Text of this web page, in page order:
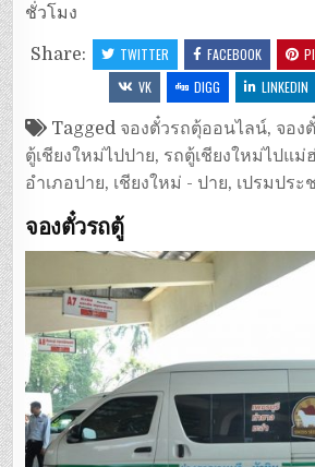
ชั่วโมง
Share: TWITTER FACEBOOK
VK
DIGG LINKEDIN
Tagged จองตั๋วรถตุ้ออนไลน์, จอง
ตู้เชียงใหม่ไปปาย, รถตู้เชียงใหม่ไปแม่
อำเภอปาย, เชียงใหม่ - ปาย, เปรมประ
จองตั๋วรถตู้